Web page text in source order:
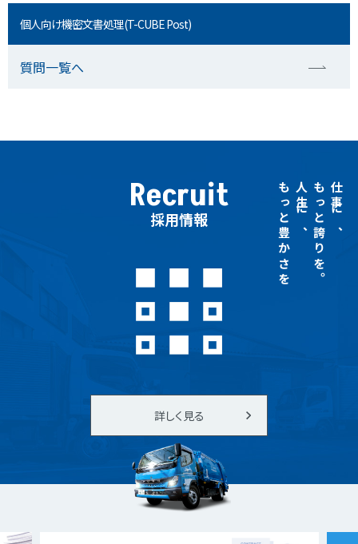
個人向け機密文書処理(T-CUBE Post)
質問一覧へ
Recruit
採用情報
詳しく見る
仕事に、
もっと誇りを。
人生に、
もっと豊かさを